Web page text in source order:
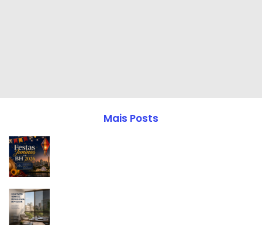
Mais Posts